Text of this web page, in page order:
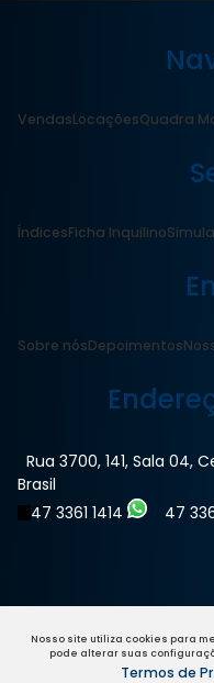
Nosso site utiliza cookies para
pode alterar suas
Termos de
VendasLocaçõesQuadra
ÍndicesFicha Inquilino
Sobre nósDepoimentos
Rua 3700, 141, Sala 04,
Brasil
47 3361 1414
47